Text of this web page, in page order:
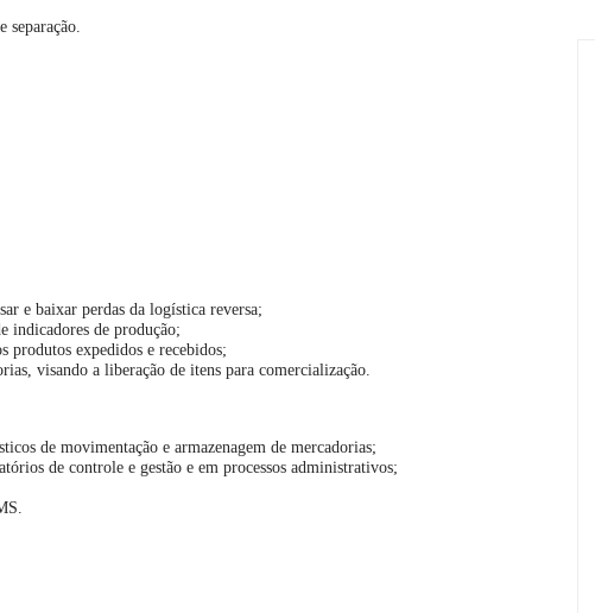
separação.
e baixar perdas da logística reversa;
indicadores de produção;
produtos expedidos e recebidos;
visando a liberação de itens para comercialização.
de movimentação e armazenagem de mercadorias;
de controle e gestão e em processos administrativos;